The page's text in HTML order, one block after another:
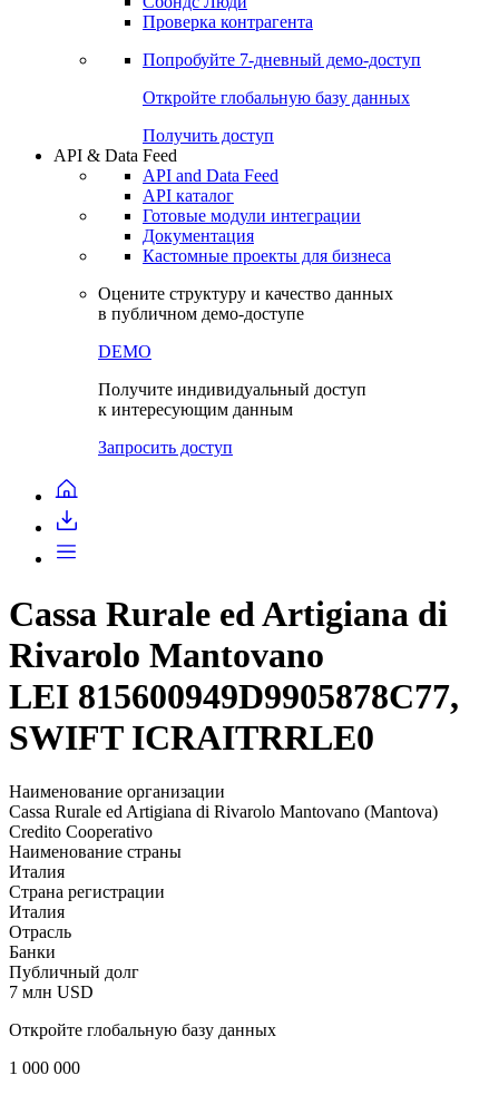
Сохраненные запросы
Чат
Проверка контрагента
Попробуйте7-дневный
Откройте глобальную базу данных
Получить доступ
API & Data Feed
API and Data Feed
Готовые модули интеграции
Документация
в публичном демо-доступе
Cassa Rurale ed Artigiana di
Rivarolo Mantovano
SWIFT ICRAITRRLE0
Наименование организации
Cassa Rurale ed Artigiana di Rivarolo Mantovano (Mantova)
Credito Cooperativo
Наименование страны
Италия
Страна регистрации
Италия
Банки
7 млн USD